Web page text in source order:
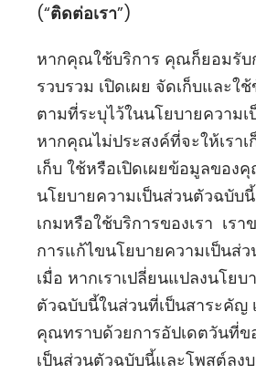
(“ติดต่อเรา”)
หากคุณใช้บริการ คุณก็ยอมรับ
รวบรวม เปิดเผย จัดเก็บและ
ตามที่ระบุไว้ในนโยบายความ
หากคุณไม่ประสงค์ที่จะให้เราเ
เก็บ ใช้หรือเปิดเผยข้อมูลของ
นโยบายความเป็นส่วนตัวฉบับ
เกมหรือใช้บริการของเรา เร
การแก้ไขนโยบายความเป็นส่
เมื่อ หากเราเปลี่ยนแปลงนโย
ตัวฉบับนี้ในส่วนที่เป็นสาระคัญ
คุณทราบด้วยการอัปเดตวันที่ข
เป็นส่วนตัวฉบับนี้และโพสต์ลง